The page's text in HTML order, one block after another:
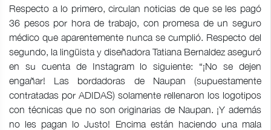
Respecto a lo primero, circulan noticias de que se les pagó
36 pesos por hora de trabajo, con promesa de un seguro
médico que aparentemente nunca se cumplió. Respecto del
segundo, la lingüista y diseñadora Tatiana Bernaldez aseguró
en su cuenta de Instagram lo siguiente: “¡No se dejen
engañar! Las bordadoras de Naupan (supuestamente
contratadas por ADIDAS) solamente rellenaron los logotipos
con técnicas que no son originarias de Naupan. ¡Y además
no les pagan lo Justo! Encima están haciendo una mala